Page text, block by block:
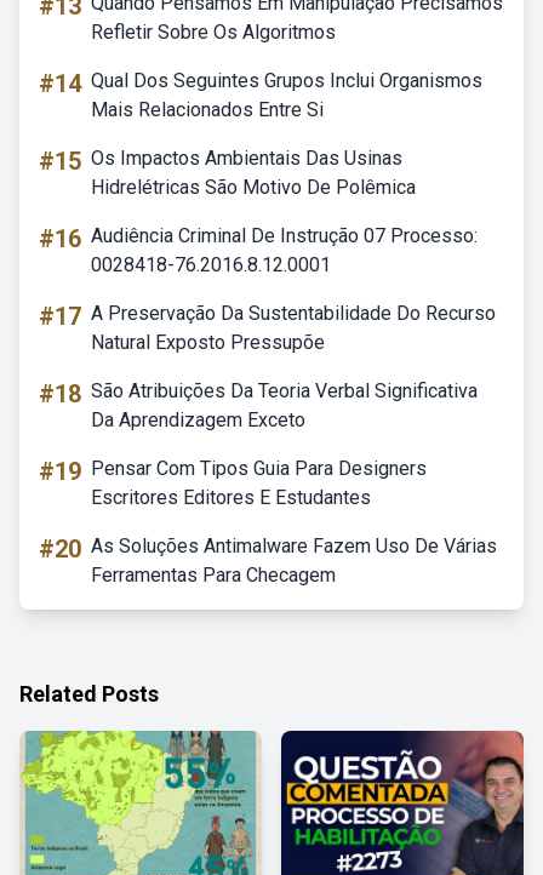
#13
Refletir Sobre Os Algoritmos
#14 Qual Dos Seguintes Grupos Inclui Organismos
Mais Relacionados Entre Si
#15 Os Impactos Ambientais Das Usinas
Hidrelétricas São Motivo De Polêmica
#16 Audiência Criminal De Instrução 07 Processo:
0028418-76.2016.8.12.0001
#17 A Preservação Da Sustentabilidade Do Recurso
Natural Exposto Pressupõe
#18 São Atribuições Da Teoria Verbal Significativa
Da Aprendizagem Exceto
#19 Pensar Com Tipos Guia Para Designers
Escritores Editores E Estudantes
#20 As Soluções Antimalware Fazem Uso De Várias
Ferramentas Para Checagem
Related Posts